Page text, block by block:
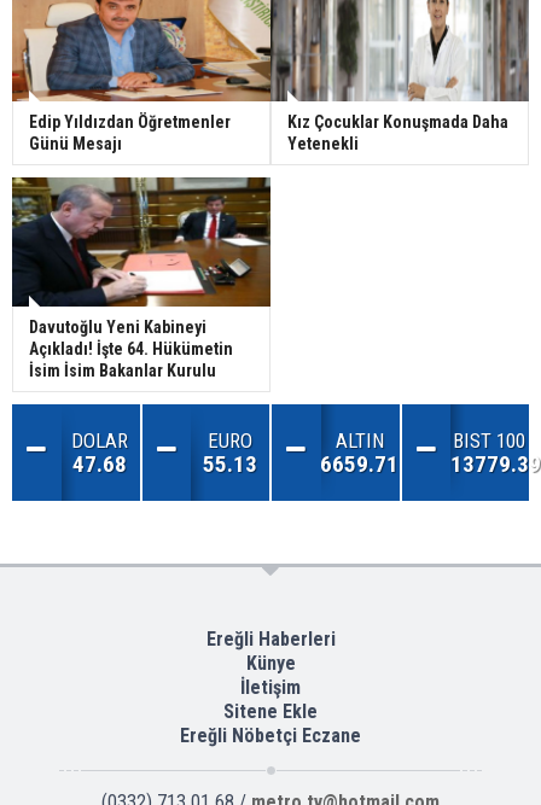
Edip Yıldızdan Öğretmenler
Günü Mesajı
Kız Çocuklar Konuşmada Daha
Yetenekli
Davutoğlu Yeni Kabineyi
Açıkladı! İşte 64. Hükümetin
İsim İsim Bakanlar Kurulu
DOLAR
47.68
EURO
55.13
ALTIN
6659.71
BIST 100
13779.39
Ereğli Haberleri
Künye
İletişim
Sitene Ekle
Ereğli Nöbetçi Eczane